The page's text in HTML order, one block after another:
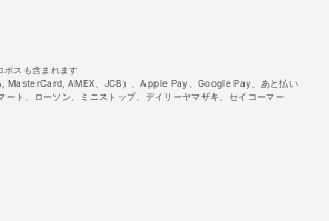
スも含まれます
MasterCard, AMEX、JCB）、Apple Pay、Google Pay、あと払い
ト、ローソン、ミニストップ、デイリーヤマザキ、セイコーマー